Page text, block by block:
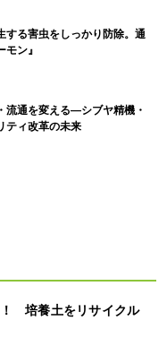
する害虫をしっかり防除。通
ン』
流通を変える―シブヤ精機・
ティ改革の未来
培養土をリサイクル